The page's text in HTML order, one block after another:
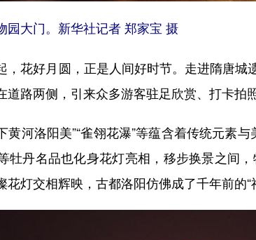
园大门。新华社记者 郑家宝 摄
好月圆，正是人间好时节。走进隋唐城
道路两侧，引来众多游客驻足欣赏、打卡拍照
河洛阳美”“雀翎花瀑”等蕴含着传统元素与
牡丹名品也化身花灯亮相，移步换景之间
灯交相辉映，古都洛阳仿佛成了千年前的“